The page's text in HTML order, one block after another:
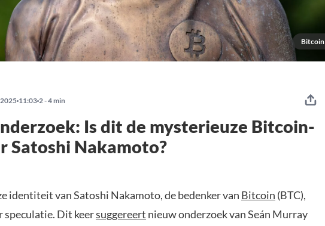
Bitcoin
11:03 2 - 4 min
Is dit de mysterieuze Bitcoin-
Satoshi Nakamoto?
identiteit van Satoshi Nakamoto, de bedenker van Bitcoin (BTC),
Dit keersuggereert nieuw onderzoek van Seán Murray